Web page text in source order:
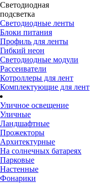
Светодиодная
подсветка
Светодиодные ленты
Блоки питания
Профиль для ленты
Гибкий неон
Светодиодные модули
Рассеиватели
Котроллеры для лент
Комплектующие для лент
Уличное освещение
Уличные
Ландшафтные
Прожекторы
Архитектурные
На солнечных батареях
Парковые
Настенные
Фонарики